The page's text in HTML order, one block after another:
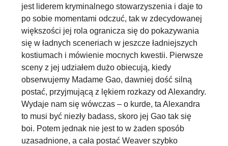
jest liderem kryminalnego stowarzyszenia i daje to
po sobie momentami odczuć, tak w zdecydowanej
większości jej rola ogranicza się do pokazywania
się w ładnych sceneriach w jeszcze ładniejszych
kostiumach i mówienie mocnych kwestii. Pierwsze
sceny z jej udziałem dużo obiecują, kiedy
obserwujemy Madame Gao, dawniej dość silną
postać, przyjmującą z lękiem rozkazy od Alexandry.
Wydaje nam się wówczas – o kurde, ta Alexandra
to musi być niezły badass, skoro jej Gao tak się
boi. Potem jednak nie jest to w żaden sposób
uzasadnione, a cała postać Weaver szybko